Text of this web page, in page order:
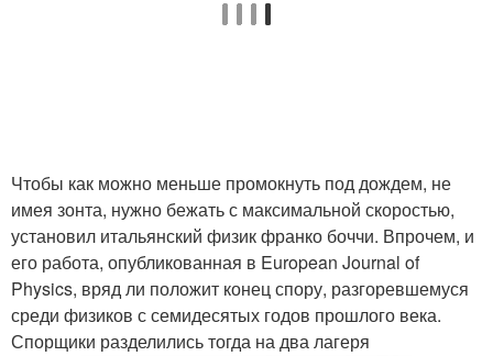
Чтобы как можно меньше промокнуть под дождем, не
имея зонта, нужно бежать с максимальной скоростью,
установил итальянский физик франко боччи. Впрочем, и
его работа, опубликованная в European Journal of
Physics, вряд ли положит конец спору, разгоревшемуся
среди физиков с семидесятых годов прошлого века.
Спорщики разделились тогда на два лагеря